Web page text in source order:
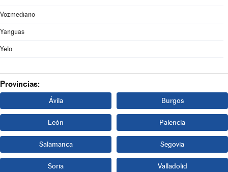
Vozmediano
Yanguas
Yelo
Provincias:
Ávila Burgos
León Palencia
Salamanca Segovia
Soria Valladolid